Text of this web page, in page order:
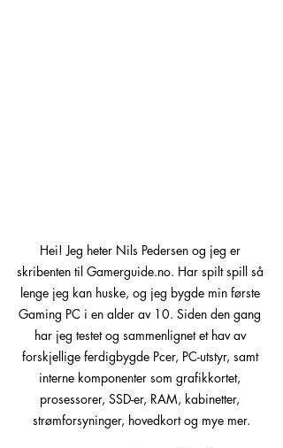
Hei! Jeg heter Nils Pedersen og jeg er
skribenten til Gamerguide.no. Har spilt spill så
lenge jeg kan huske, og jeg bygde min første
Gaming PC i en alder av 10. Siden den gang
har jeg testet og sammenlignet et hav av
forskjellige ferdigbygde Pcer, PC-utstyr, samt
interne komponenter som grafikkortet,
prosessorer, SSD-er, RAM, kabinetter,
strømforsyninger, hovedkort og mye mer.